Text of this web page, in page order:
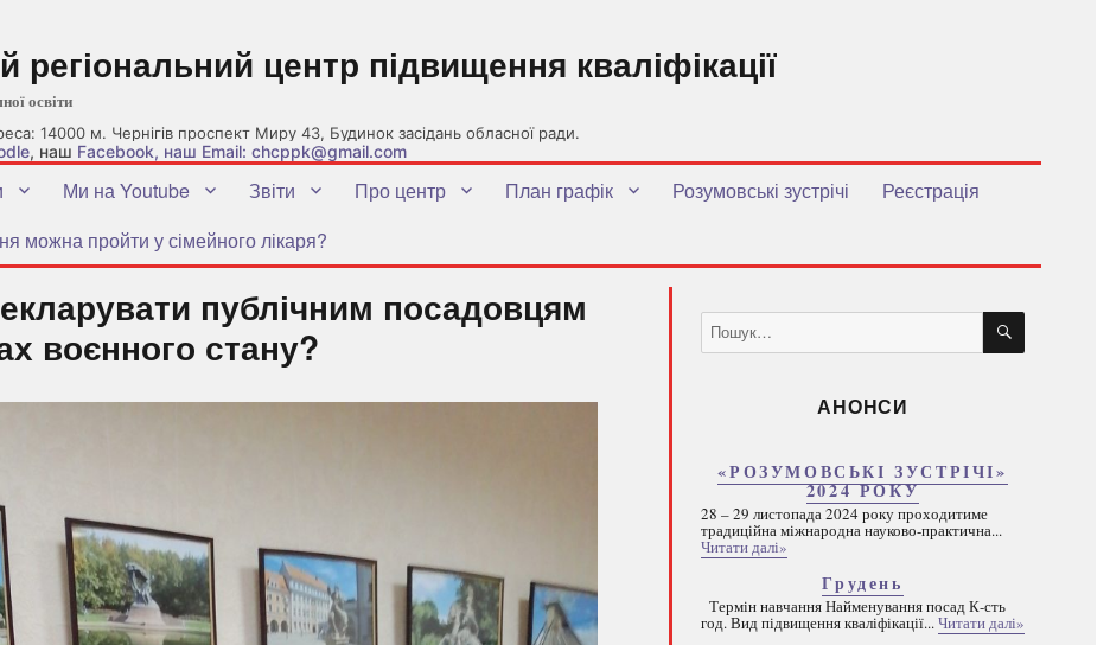
14000 м. Чернігів проспект Миру 43, Будинок засідань обласної ради.
, наш Facebook, наш Email: chcppk@gmail.com
регіональний центр підвищення кваліфікації
освіти
Ми на Youtube Звіти Про центр План графік Розумовські зустрічі
Реєстрація
можна пройти у сімейного лікаря?
публічним посадовцям
воєнного стану?
Пошук
за
ШУКАТИ
АНОНСИ
«РОЗУМОВСЬКІ ЗУСТРІЧІ»
2024 РОКУ
28 – 29 листопада 2024 року проходитиме
традиційна міжнародна науково-практична...
Читати далі»
Грудень
Термін навчання Найменування посад К-сть
год. Вид підвищення кваліфікації...Читати далі»